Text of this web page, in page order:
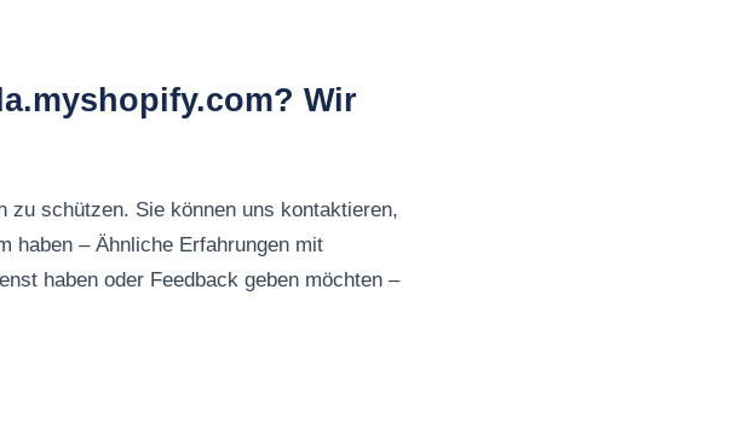
Wir
zu schützen. Sie können uns kontaktieren,
haben – Ähnliche Erfahrungen mit
haben oder Feedback geben möchten –